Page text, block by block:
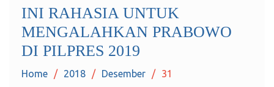
INI RAHASIA UNTUK
MENGALAHKAN PRABOWO
DI PILPRES 2019
Home 2018 Desember 31